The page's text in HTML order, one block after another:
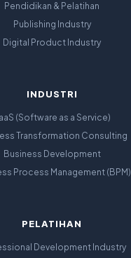
Pendidikan & Pelatihan
Publishing Industry
Digital Product Industry
INDUSTRI
(Software as a Service)
Transformation Consulting
Business Development
Process Management (BPM)
PELATIHAN
Development Industry